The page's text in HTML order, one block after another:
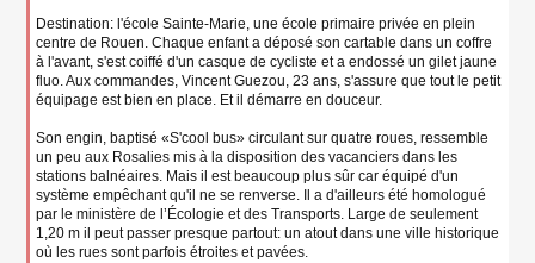
Destination: l'école Sainte-Marie, une école primaire privée en plein
centre de Rouen. Chaque enfant a déposé son cartable dans un coffre
à l'avant, s'est coiffé d'un casque de cycliste et a endossé un gilet jaune
fluo. Aux commandes, Vincent Guezou, 23 ans, s'assure que tout le petit
équipage est bien en place. Et il démarre en douceur.
Son engin, baptisé «S'cool bus» circulant sur quatre roues, ressemble
un peu aux Rosalies mis à la disposition des vacanciers dans les
stations balnéaires. Mais il est beaucoup plus sûr car équipé d'un
système empêchant qu'il ne se renverse. Il a d'ailleurs été homologué
par le ministère de l’Écologie et des Transports. Large de seulement
1,20 m il peut passer presque partout: un atout dans une ville historique
où les rues sont parfois étroites et pavées.